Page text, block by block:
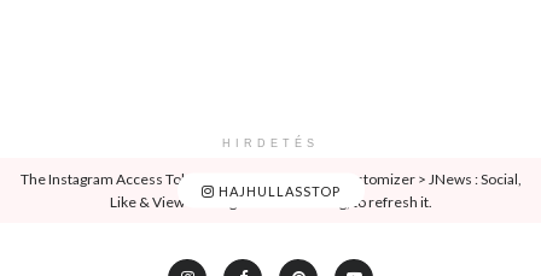
HIRDETÉS
HAJHULLASSTOP
The Instagram Access Token is expired, Go to the Customizer > JNews : Social,
Like & View > Instagram Feed Setting, to refresh it.